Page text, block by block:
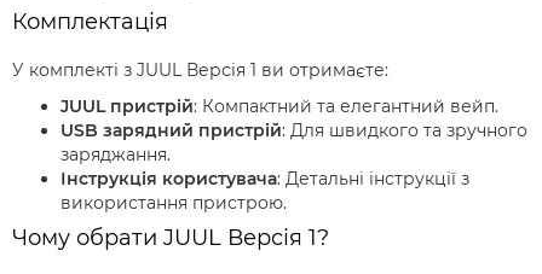
Комплектація
У комплекті з JUUL Версія 1 ви отримаєте:
JUUL пристрій: Компактний та елегантний вейп.
USB зарядний пристрій: Для швидкого та зручного
заряджання.
Інструкція користувача: Детальні інструкції з
використання пристрою.
Чому обрати JUUL Версія 1?